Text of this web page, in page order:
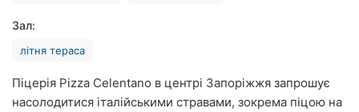
Кропивницький
Київ
Харків
Зал:
літня тераса
Піцерія Pizza Celentano в центрі Запоріжжя запрошує
насолодитися італійськими стравами, зокрема піцою на